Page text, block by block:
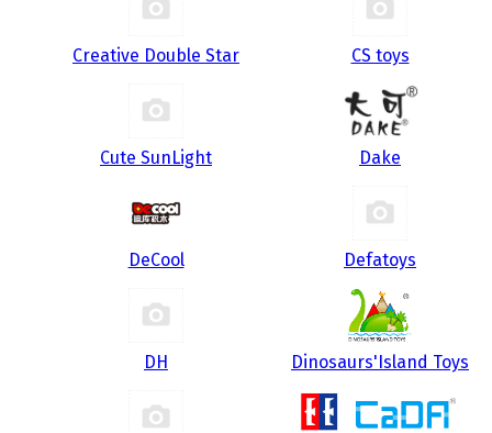
Creative Double Star CS toys
Cute SunLight Dake
DeCool Defatoys
DH Dinosaurs'Island Toys